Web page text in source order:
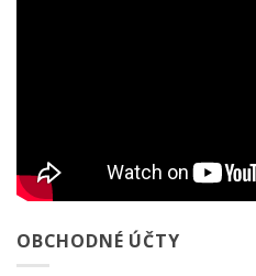
OBCHODNÉ ÚČTY